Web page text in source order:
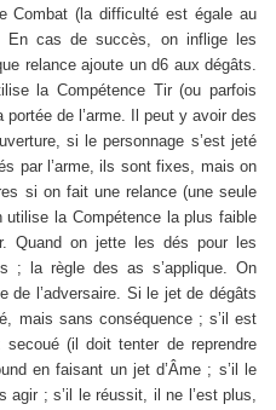
Combat (la difficulté est égale au
En cas de succès, on inflige les
relance ajoute un d6 aux dégâts.
la Compétence Tir (ou parfois
de l’arme. Il peut y avoir des
si le personnage s’est jeté
par l’arme, ils sont fixes, mais on
si on fait une relance (une seule
la Compétence la plus faible
Quand on jette les dés pour les
; la règle des as s’applique. On
de l’adversaire. Si le jet de dégâts
mais sans conséquence ; s’il est
secoué (il doit tenter de reprendre
en faisant un jet d’Âme ; s’il le
; s’il le réussit, il ne l’est plus,